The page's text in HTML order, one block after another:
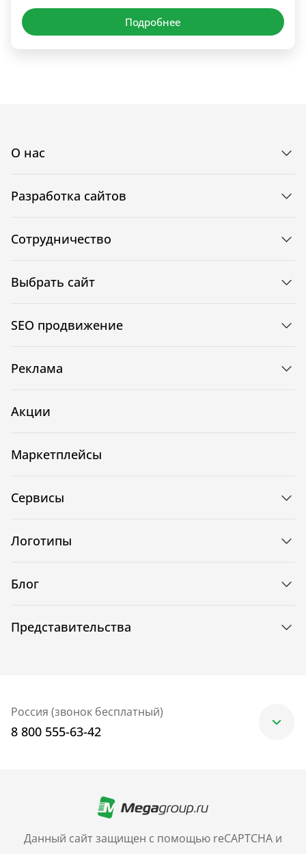
Подробнее
Данный сайт защищен с помощью reCAPTCHA и
О нас
Разработка сайтов
Сотрудничество
Выбрать сайт
SEO продвижение
Реклама
Акции
Маркетплейсы
Сервисы
Логотипы
Блог
Представительства
Россия (звонок бесплатный)
8 800 555-63-42
+7 (499) 705-30-10
Санкт-Петербург